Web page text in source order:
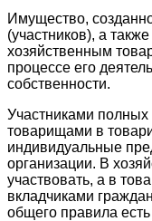
Имущество,
(участников), а
хозяйственным
процессе его
собственности.
Участниками
товарищами в
индивидуальные
организации. В
участвовать, а в
вкладчиками
общего правила